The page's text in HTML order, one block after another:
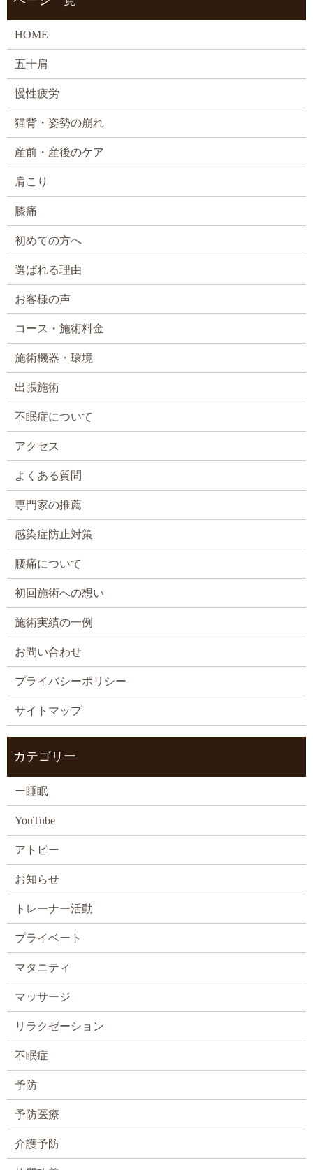
HOME
五十肩
慢性疲労
猫背・姿勢の崩れ
産前・産後のケア
肩こり
膝痛
初めての方へ
選ばれる理由
お客様の声
コース・施術料金
施術機器・環境
出張施術
不眠症について
アクセス
よくある質問
専門家の推薦
感染症防止対策
腰痛について
初回施術への想い
施術実績の一例
お問い合わせ
プライバシーポリシー
サイトマップ
カテゴリー
ー睡眠
YouTube
アトピー
お知らせ
トレーナー活動
プライベート
マタニティ
マッサージ
リラクゼーション
不眠症
予防
予防医療
介護予防